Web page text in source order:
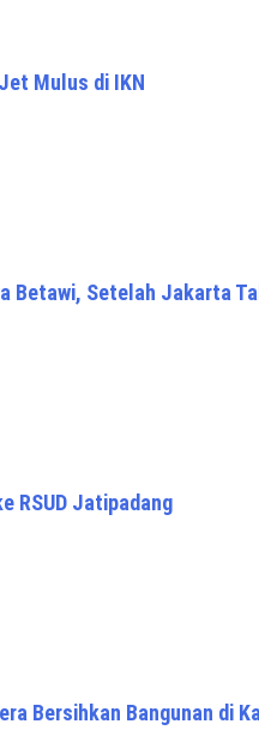
Mulus di IKN
Betawi, Setelah Jakarta
RSUD Jatipadang
Bersihkan Bangunan di